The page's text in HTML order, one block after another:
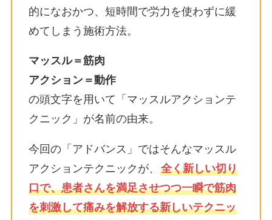
的になおかつ、 短時間で労力を使わずに緩
めてしまう施術方法。
マッスル＝筋肉
アクション＝動作
の頭文字を用いて「マッスルアクションテ
クニック」が名前の由来。
今回の「アドバンス」ではそんなマッスル
アクションテクニックが、 全く新しい切り
口で、患者さんを満足させつつ一瞬で筋肉
を刺激して痛みを解放する新しいテクニッ